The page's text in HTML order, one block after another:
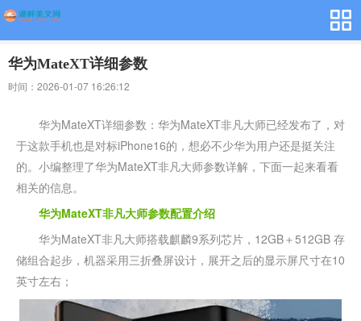
华为MateXT详细参数
时间：2026-01-07 16:26:12
华为MateXT详细参数：华为MateXT非凡大师已经发布了，对
于这款手机也是对标iPhone16的，想必不少华为用户还是挺关注
的。小编整理了华为MateXT非凡大师参数详解，下面一起来看看
相关的信息。
华为MateXT非凡大师参数配置介绍
华为MateXT非凡大师搭载麒麟9系列芯片，12GB＋512GB 存
储组合起步，机器采用三折叠屏设计，展开之后的显示屏尺寸在10
英寸左右；